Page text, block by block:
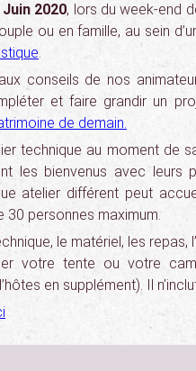
2020, lors du week-end
ou en famille, au sein
.
conseils de nos
et faire grandir un
de demain.
technique au moment de
les bienvenus avec leurs
atelier différent peut
30 personnes maximum.
le matériel, les
votre tente ou votre
en supplément). Il